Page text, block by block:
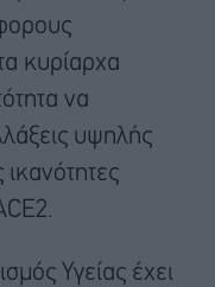
κυρίαρχα
να
υψηλής
Υγείας έχει